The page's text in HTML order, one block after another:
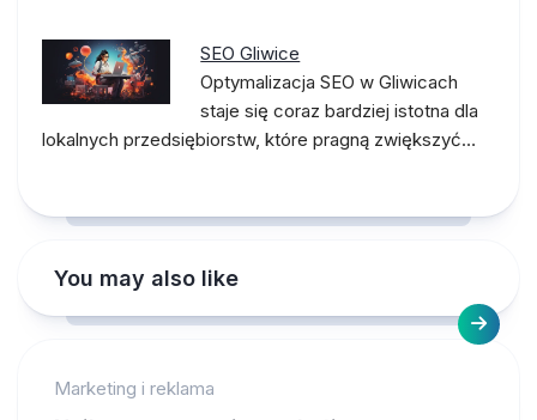
SEO Gliwice
Optymalizacja SEO w Gliwicach
staje się coraz bardziej istotna dla
lokalnych przedsiębiorstw, które pragną zwiększyć…
You may also like
Marketing i reklama